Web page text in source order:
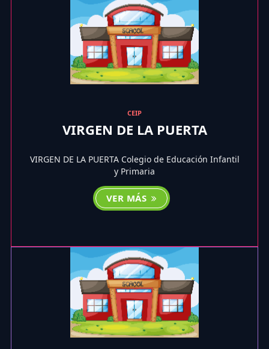
CEIP
VIRGEN DE LA PUERTA
VIRGEN DE LA PUERTA Colegio de Educación Infantil
y Primaria
VER MÁS